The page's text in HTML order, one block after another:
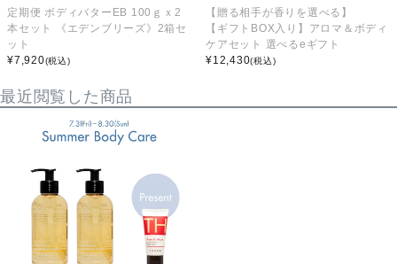
定期便 ボディバターEB 100ｇｘ2
本セット 《エデンブリーズ》2箱セ
ット
¥7,920(税込)
【贈る相手が香りを選べる】
【ギフトBOX入り】アロマ＆ボディ
ケアセット 選べるeギフト
¥12,430(税込)
最近閲覧した商品